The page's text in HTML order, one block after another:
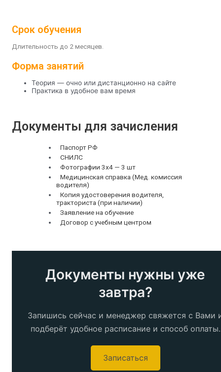
Срок обучения
Длительность до 2 месяцев.
Форма занятий
Теория — очно или дистанционно на сайте
Практика в удобное вам время
Документы для зачисления
Паспорт РФ
СНИЛС
Фотографии 3х4 — 3 шт
Медицинская справка (Мед. комиссия
водителя)
Копия удостоверения водителя,
тракториста (при наличии)
Заявление на обучение
Договор с учебным центром
Документы нужны уже
завтра?
Запишись сейчас и менеджер свяжется с Вами
подберёт удобное расписание и способ оплаты.
Записаться